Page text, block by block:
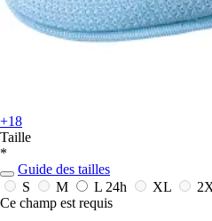
+18
Taille
*
Guide des tailles
S
M L 24h XL
Ce champ est requis